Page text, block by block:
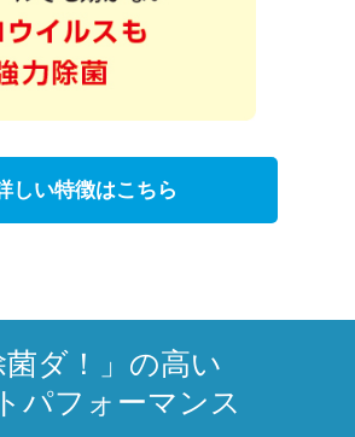
しい特徴はこちら
菌ダ！」の高い
パフォーマンス